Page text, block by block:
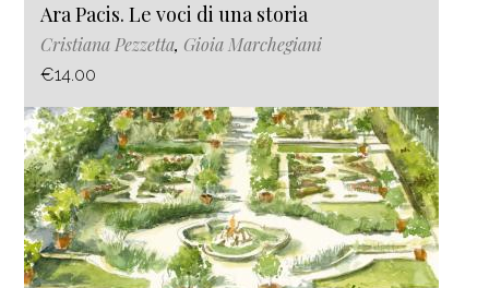
Ara Pacis. Le voci di una storia
Cristiana Pezzetta, Gioia Marchegiani
€14.00